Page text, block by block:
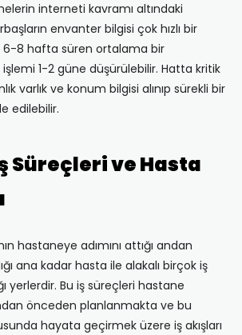
interneti kavramı altındaki
envanter bilgisi çok hızlı bir
6-8 hafta süren ortalama bir
1-2 güne düşürülebilir. Hatta kritik
varlık ve konum bilgisi alınıp sürekli bir
edilebilir.
Süreçleri ve Hasta
hastaneye adımını attığı andan
ana kadar hasta ile alakalı birçok iş
yerlerdir. Bu iş süreçleri hastane
önceden planlanmakta ve bu
hayata geçirmek üzere iş akışları